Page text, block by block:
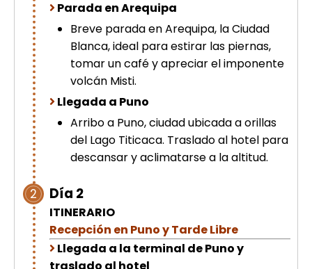
picchu
Tour de lujo Cusco 8 dias
Machupicchu + Hotel 4*
Tour Tiahuanaco desde Puno 1 día-
Puerta del Sol & Bolivia
Tour Uros Taquile 1 día | Salidas
desde Puno
Parada en Arequipa
Breve parada en Arequipa, la Ciudad
Blanca, ideal para estirar las piernas,
tomar un café y apreciar el imponente
volcán Misti.
Llegada a Puno
Arribo a Puno, ciudad ubicada a orillas
del Lago Titicaca. Traslado al hotel para
descansar y aclimatarse a la altitud.
2 Día 2
ITINERARIO
Recepción en Puno y Tarde Libre
Llegada a la terminal de Puno y